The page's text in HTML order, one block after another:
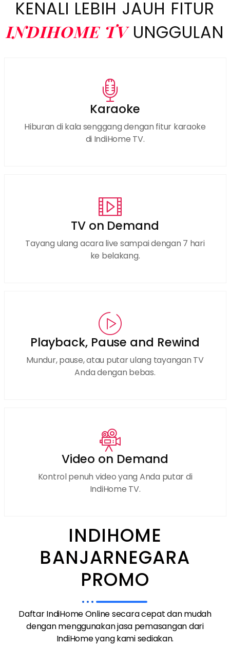
KENALI LEBIH JAUH FITUR
INDIHOME TVUNGGULAN
Karaoke
Hiburan di kala senggang dengan fitur karaoke
di IndiHome TV.
TV on Demand
Tayang ulang acara live sampai dengan 7 hari
ke belakang.
Playback, Pause and Rewind
Mundur, pause, atau putar ulang tayangan TV
Anda dengan bebas.
Video on Demand
Kontrol penuh video yang Anda putar di
IndiHome TV.
INDIHOME
BANJARNEGARA
PROMO
Daftar IndiHome Online secara cepat dan mudah
dengan menggunakan jasa pemasangan dari
IndiHome yang kami sediakan.